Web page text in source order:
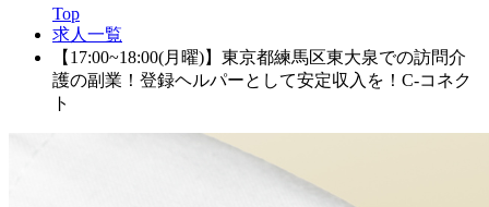
Top
求人一覧
【17:00~18:00(月曜)】東京都練馬区東大泉での訪問介
護の副業！登録ヘルパーとして安定収入を！C-コネク
ト